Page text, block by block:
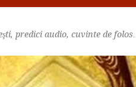
predici audio, cuvinte de folos…